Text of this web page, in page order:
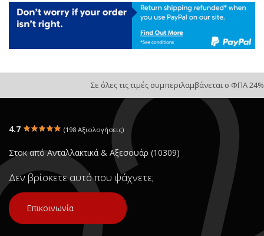
Σε όλες τις τιμές συμπεριλαμβάνεται ο ΦΠΑ 24%
4.7 (198 Αξιολογήσεις)
Στοκ από Ανταλλακτικά & Αξεσουάρ (10309)
Δεν βρίσκετε αυτό που ψάχνετε;
Επικοινωνία